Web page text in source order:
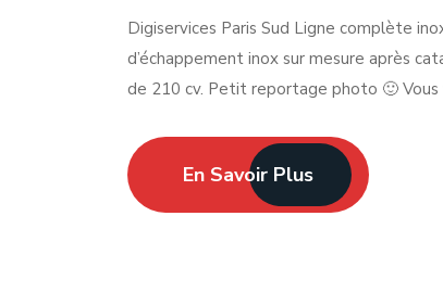
Digiservices Paris Sud Ligne complète
d’échappement inox sur mesure après
de 210 cv. Petit reportage photo 🙂
En Savoir Plus